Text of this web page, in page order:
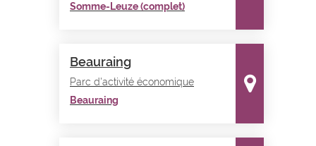
Somme-Leuze (complet)
Beauraing
Parc d'activité économique
Beauraing